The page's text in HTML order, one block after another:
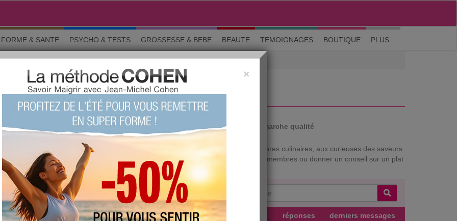
M'inscrire| Me connecter| ? Visite guidée
FORME & SANTE PSYCHO & TESTS GROSSESSE & BEBE BEAUTE TEMOIGNAGES BOUTIQUE PLUS...
DU MONDE
& tests Grossesse Maman & bébé Beauté La communauté Démarche qualité
cuisine du monde et de spécialités exotiques ! Ce forum est dédié aux aventurières culinaires, aux curieuses des saveurs
N'attendez plus pour découvrir des recettes proposées par les autres membres ou donner un conseil sur un plat
des épices et des saveurs tropicales !
Chercher un sujet particulier :
SUJETS réponses derniers messages
×